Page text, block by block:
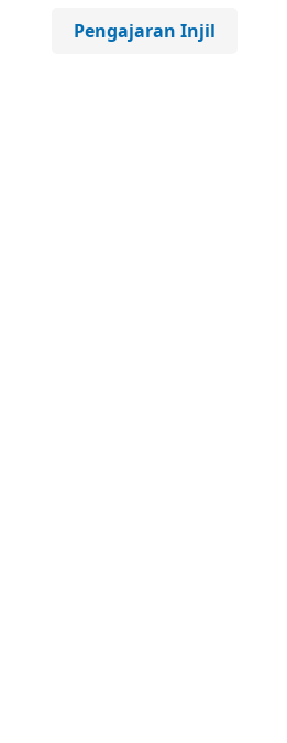
Pengajaran Injil